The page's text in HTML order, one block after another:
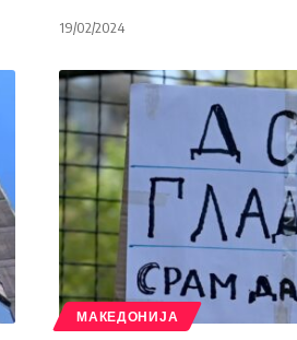
19/02/2024
МАКЕДОНИЈА